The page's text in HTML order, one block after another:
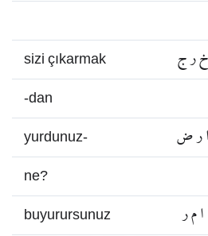
sizi çıkarmak خ ر ج
-dan
yurdunuz- ا ر ض
ne?
buyurursunuz ا م ر